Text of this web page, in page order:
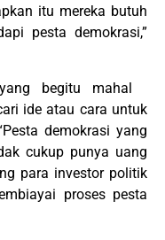
itu mereka butuh
pesta demokrasi,”
begitu mahal
ide atau cara untuk
demokrasi yang
cukup punya uang
para investor politik
proses pesta